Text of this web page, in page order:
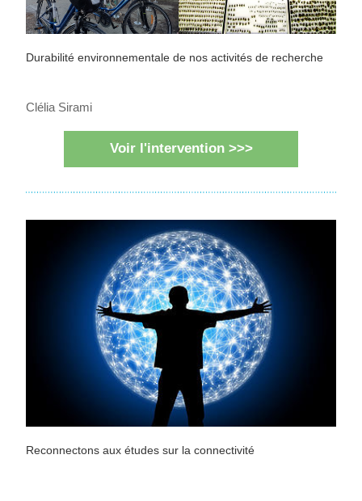
Durabilité environnementale de nos activités de recherche
Clélia Sirami
Voir l'intervention >>>
Reconnectons aux études sur la connectivité